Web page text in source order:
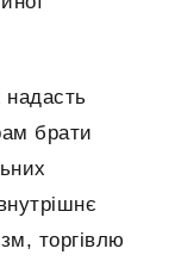
надасть
брати
торгівлю